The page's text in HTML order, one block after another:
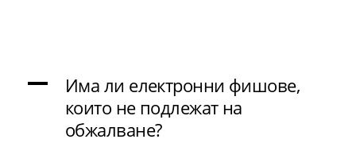
A
Има ли електронни фишове,
които не подлежат на
обжалване?